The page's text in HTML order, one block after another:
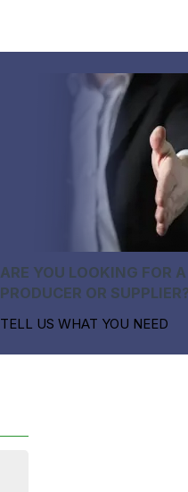
ARE YOU LOOKING FOR A
PRODUCER OR
TELL US WHAT YOU NEED